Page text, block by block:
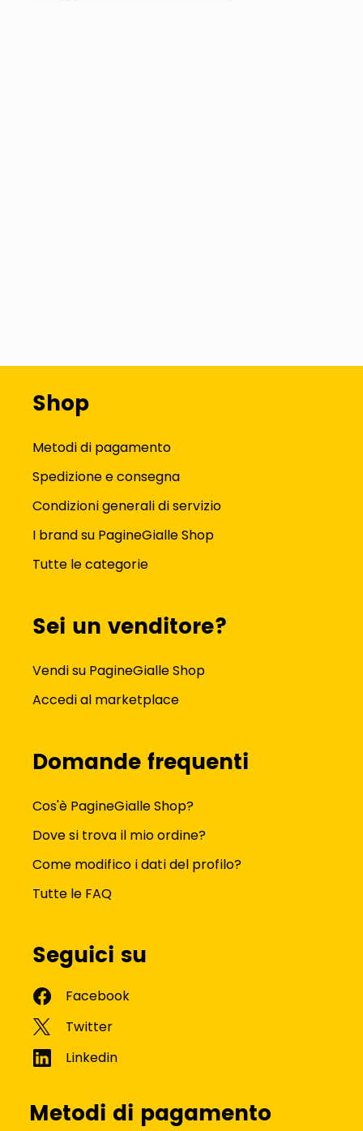
Shop
Metodi di pagamento
Spedizione e consegna
Condizioni generali di servizio
I brand su PagineGialle Shop
Tutte le categorie
Sei un venditore?
Vendi su PagineGialle Shop
Accedi al marketplace
Domande frequenti
Cos'è PagineGialle Shop?
Dove si trova il mio ordine?
Come modifico i dati del profilo?
Tutte le FAQ
Seguici su
Metodi di pagamento